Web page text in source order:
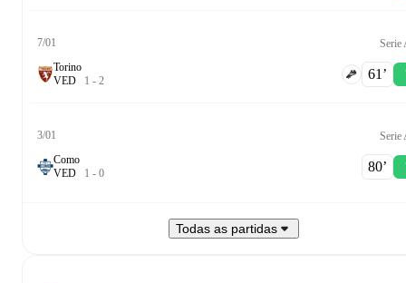
7/01
Serie
Torino
VED 1 - 2 61‎’‎
3/01
Serie
Como
VED 1 - 0 80‎’‎
Todas as partidas